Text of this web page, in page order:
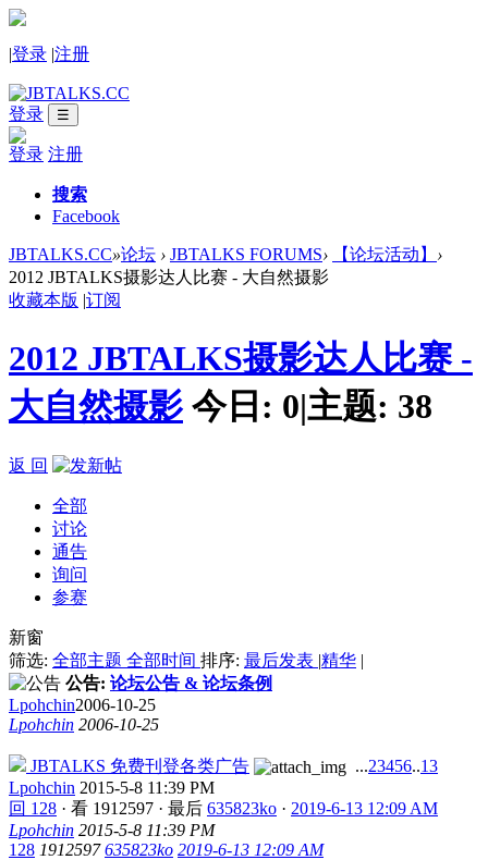
|登录 |注册
登录 ☰
登录 注册
搜索
Facebook
JBTALKS.CC»论坛 › JBTALKS FORUMS› 【论坛活动】 ›
2012 JBTALKS摄影达人比赛 - 大自然摄影
收藏本版 |订阅
2012 JBTALKS摄影达人比赛 -
大自然摄影 今日: 0|主题: 38
返 回
全部
讨论
通告
询问
参赛
新窗
筛选: 全部主题 全部时间 排序: 最后发表 |精华 |
公告: 论坛公告 & 论坛条例
Lpohchin2006-10-25
Lpohchin 2006-10-25
JBTALKS 免费刊登各类广告 ...23456..13
Lpohchin 2015-5-8 11:39 PM
回 128 · 看 1912597 · 最后 635823ko · 2019-6-13 12:09 AM
Lpohchin 2015-5-8 11:39 PM
128 1912597 635823ko 2019-6-13 12:09 AM